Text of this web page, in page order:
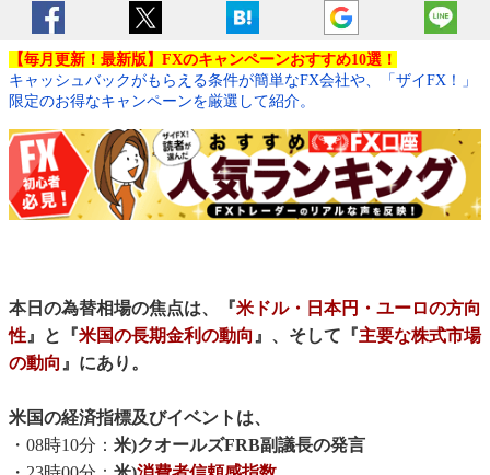
【毎月更新！最新版】FXのキャンペーンおすすめ10選！
キャッシュバックがもらえる条件が簡単なFX会社や、「ザイFX！」
限定のお得なキャンペーンを厳選して紹介。
本日の為替相場の焦点は、『米ドル・日本円・ユーロの方向
性』と『米国の長期金利の動向』、そして『主要な株式市場
の動向』にあり。
米国の経済指標及びイベントは、
・08時10分： 米)クオールズFRB副議長の発言